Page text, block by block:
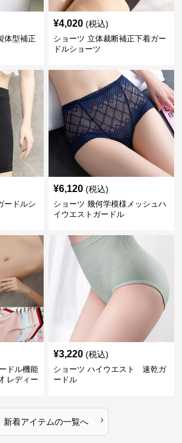
体型補正
¥4,020 (税込)
ショーツ 立体裁断補正下着ガー
ドルショーツ
ードルシ
¥6,120 (税込)
ショーツ 幾何学模様メッシュハ
イウエストガードル
ドル機能
レディー
¥3,220 (税込)
ショーツ ハイウエスト 速乾ガ
ードル
新着アイテムの一覧へ ›